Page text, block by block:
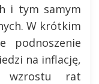
i tym samym
W krótkim
podnoszenie
na inflację,
wzrostu rat